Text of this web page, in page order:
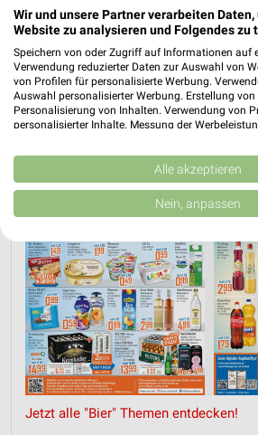
PROSPEKT
BIER AKTIONEN, RABATTE & GUTSCHEINE
Jetzt alle "Bier" Themen entdecken!
Wir und unsere Partner verarbeiten
Website zu analysieren und Folgendes zu
Speichern von oder Zugriff auf Informationen auf
Verwendung reduzierter Daten zur Auswahl von
von Profilen für personalisierte Werbung.
Auswahl personalisierter Werbung. Erstellung
Personalisierung von Inhalten. Verwendung von
personalisierter Inhalte. Messung der
Kombinationen von Daten aus verschiedenen
Verbesserung der Angebote. Verwendung
von Inhalten.
Daten können außerhalb der Europäischen Union
Website/App.
Partnerliste anzeigen (1 IAB-Anbieter)
Wir nutzen Ihre Daten für folgende Zwecke:
IAB-Verarbeitungszwecke:
Speichern von oder Zugriff auf
auf einem Endgerät
Verwendung reduzierter Daten zur
Werbeanzeigen
Alle akzeptieren
Nein, anpassen